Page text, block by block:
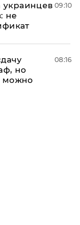
не
09:10
но
можно
08:16